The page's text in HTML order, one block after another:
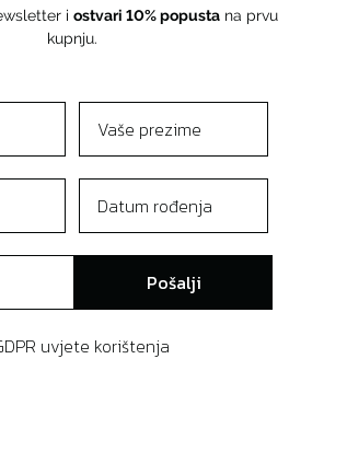
i ostvari 10% popustana prvu
kupnju.
Pošalji
uvjete korištenja